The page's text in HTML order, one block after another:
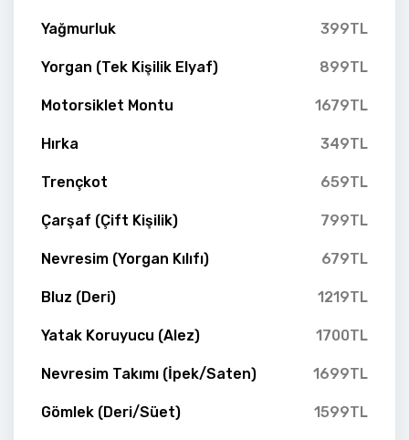
Yağmurluk 399TL
Yorgan (Tek Kişilik Elyaf) 899TL
Motorsiklet Montu 1679TL
Hırka 349TL
Trençkot 659TL
Çarşaf (Çift Kişilik) 799TL
Nevresim (Yorgan Kılıfı) 679TL
Bluz (Deri) 1219TL
Yatak Koruyucu (Alez) 1700TL
Nevresim Takımı (İpek/Saten) 1699TL
Gömlek (Deri/Süet) 1599TL